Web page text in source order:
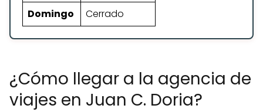
Domingo
Cerrado
¿Cómo llegar a la agencia de
viajes en Juan C. Doria?